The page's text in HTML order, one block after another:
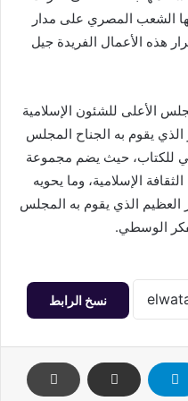
الشعب المصري على مدار
هذه الأعمال الفريدة جيل
الأعلى للشئون الإسلامية
الذي يقوم به الجناح المجلس
للكتاب، حيث يضم مجموعة
الإسلامية، وما يحويه
العظيم الذي يقوم به المجلس
الوسطي.
نسخ الرابط